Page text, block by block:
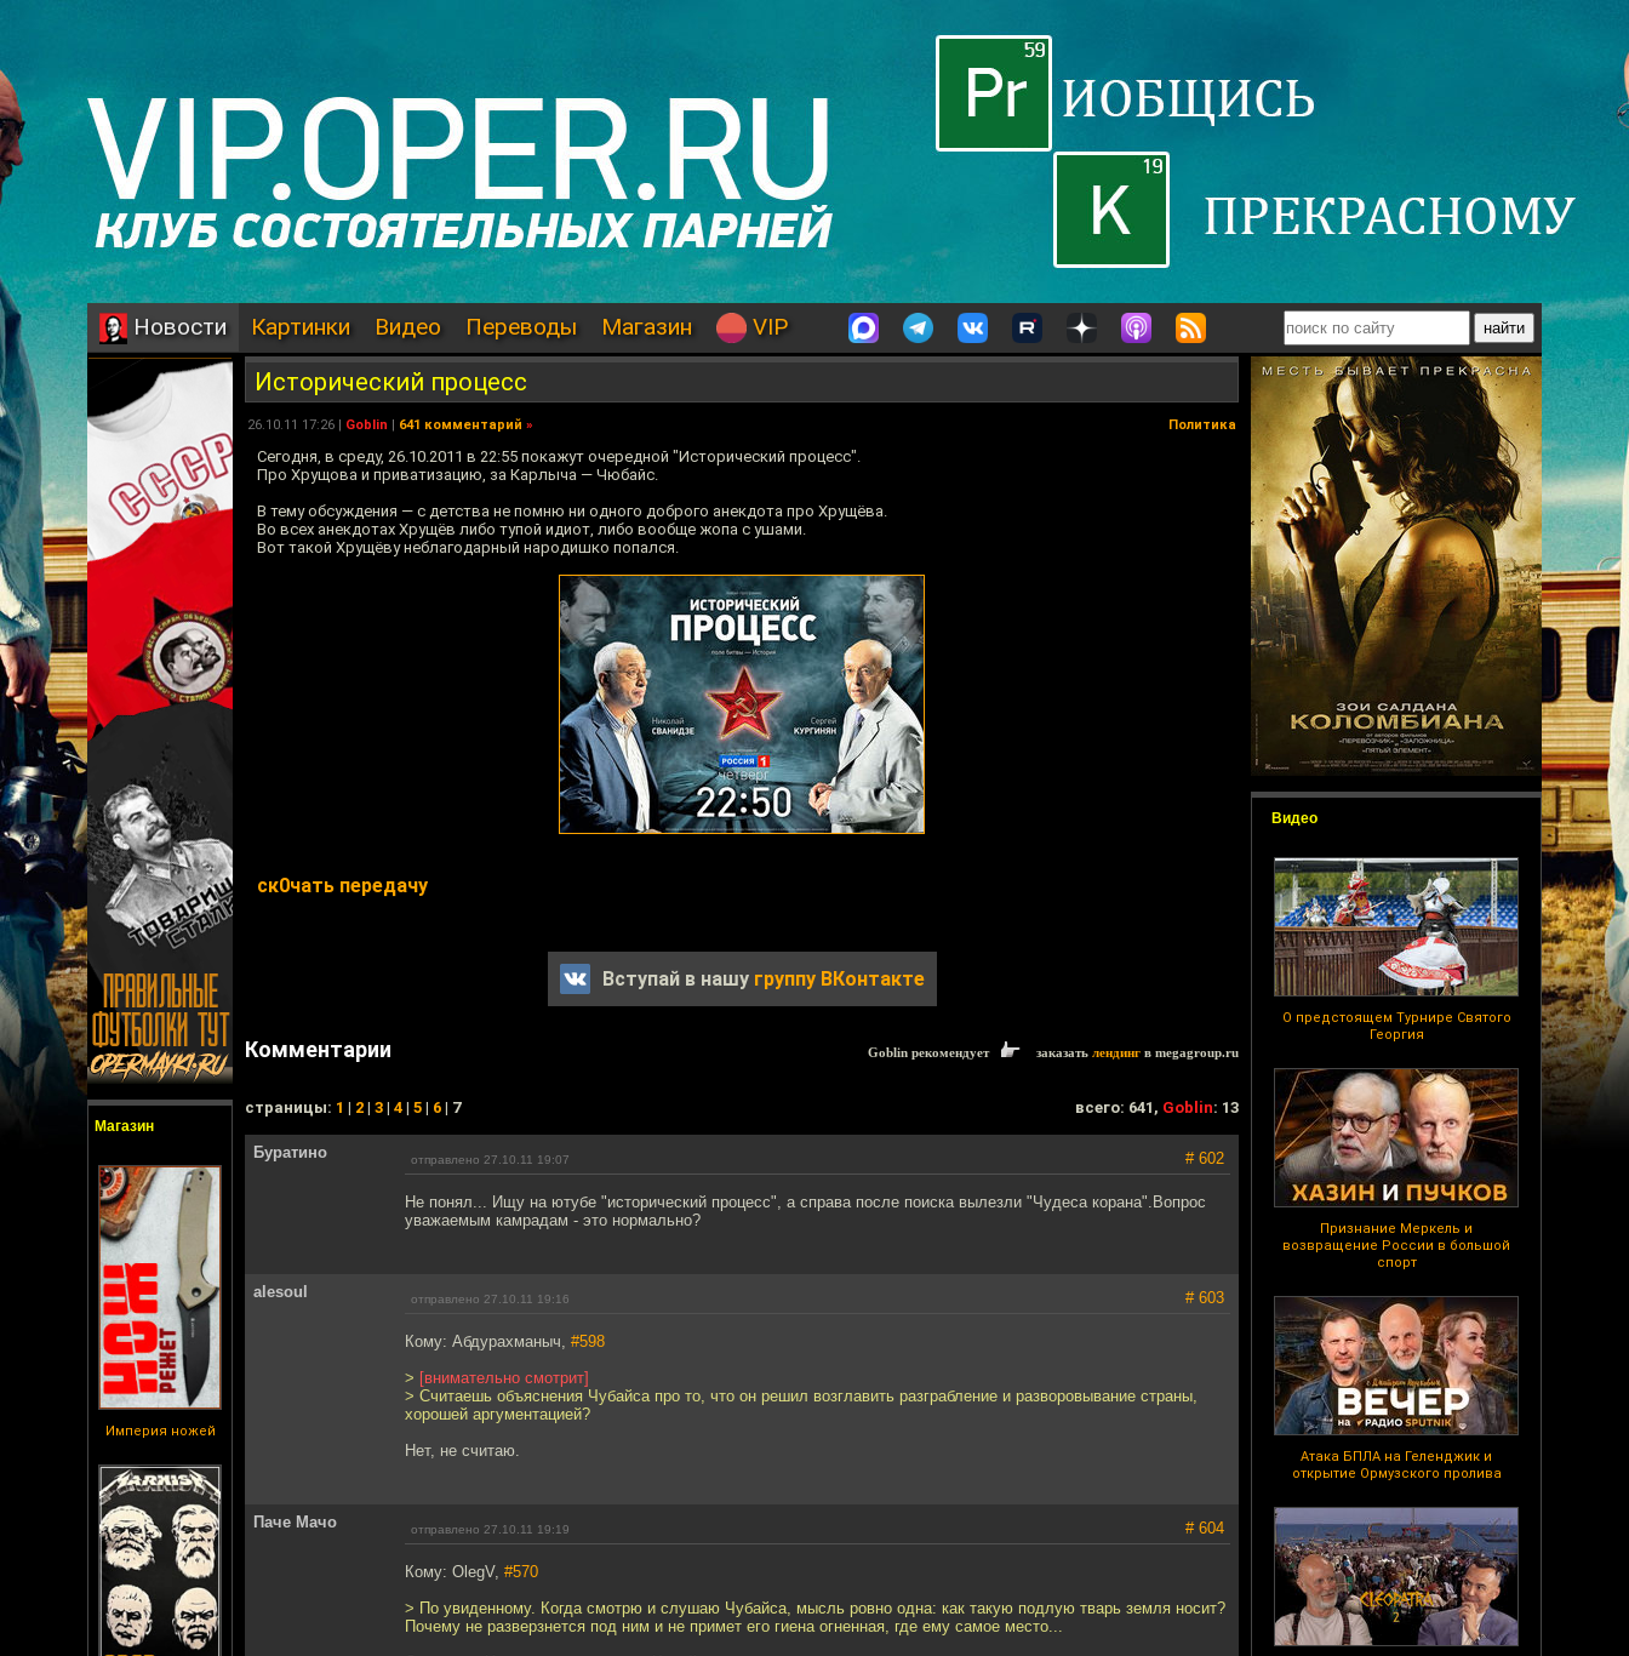
Новости Картинки Видео Переводы Магазин VIP
Магазин
Империя ножей
Видео
О предстоящем Турнире Святого
Георгия
Признание Меркель и
возвращение России в большой
спорт
Атака БПЛА на Геленджик и
открытие Ормузского пролива
Исторический процесс
26.10.11 17:26 | Goblin | 641 комментарий » Политика
Сегодня, в среду, 26.10.2011 в 22:55 покажут очередной "Исторический процесс".
Про Хрущова и приватизацию, за Карлыча — Чюбайс.
В тему обсуждения — с детства не помню ни одного доброго анекдота про Хрущёва.
Во всех анекдотах Хрущёв либо тупой идиот, либо вообще жопа с ушами.
Вот такой Хрущёву неблагодарный народишко попался.
ск0чать передачу
Вступай в нашу группу ВКонтакте
Комментарии Goblin рекомендует заказать лендинг в megagroup.ru
cтраницы: 1 | 2 | 3 | 4 | 5 | 6 | 7 всего: 641, Goblin: 13
Буратино отправлено 27.10.11 19:07 # 602
Не понял... Ищу на ютубе "исторический процесс", а справа после поиска вылезли "Чудеса корана".Вопрос
уважаемым камрадам - это нормально?
alesoul отправлено 27.10.11 19:16 # 603
Кому: Абдурахманыч, #598
> [внимательно смотрит]
> Считаешь объяснения Чубайса про то, что он решил возглавить разграбление и разворовывание страны,
хорошей аргументацией?
Нет, не считаю.
Паче Мачо отправлено 27.10.11 19:19 # 604
Кому: OlegV, #570
> По увиденному. Когда смотрю и слушаю Чубайса, мысль ровно одна: как такую подлую тварь земля носит?
Почему не разверзнется под ним и не примет его гиена огненная, где ему самое место...